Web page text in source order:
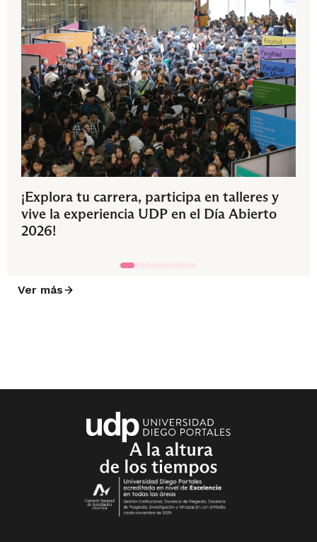
¡Explora tu carrera, participa en talleres y
vive la experiencia UDP en el Día Abierto
2026!
Ver más